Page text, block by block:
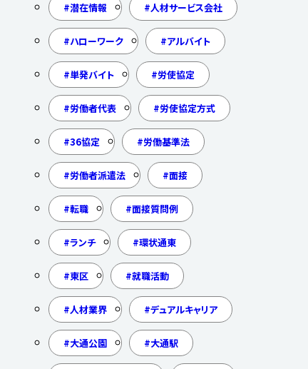
潜在情報 人材サービス会社
ハローワーク アルバイト
単発バイト 労使協定
労働者代表 労使協定方式
36協定 労働基準法
労働者派遣法 面接
転職 面接質問例
ランチ 環状通東
東区 就職活動
人材業界 デュアルキャリア
大通公園 大通駅